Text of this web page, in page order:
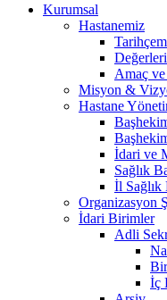
Kurumsal
Hastanemiz
Amaç
Misyon &
Hastane
İdari ve
Sağlık
İl Sağlık
Organizasyon
İdari Birimler
Adli
İç